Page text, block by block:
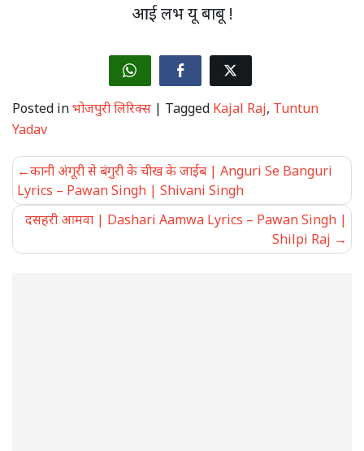
आई लभ यू बाबू !
Posted inभोजपुरी लिरिक्स | Tagged Kajal Raj, Tuntun
Yadav
Post
navigation
कानी अंगूरी से बंगुरी के चीख के जाईब | Anguri Se Banguri
Lyrics – Pawan Singh | Shivani Singh
दसहरी आमवा | Dashari Aamwa Lyrics – Pawan Singh |
Shilpi Raj